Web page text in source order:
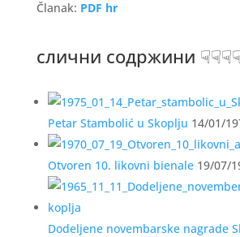
Članak: PDF hr
слични содржини
Petar Stambolić u Skoplju 14/01/
Otvoren 10. likovni bienale19/07/
Dodeljene novembarske nagrade